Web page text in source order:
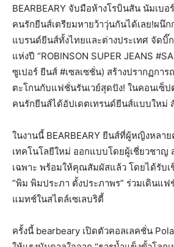
BEARBEARY จับมือห้างโรบินสัน นัมเบ
คนรักยีนส์เตรียมหายว้าวุ่นกันได้เลย!ผนึ
แบรนด์ยีนส์ทั้งไทยและต่างประเทศ จัด
แห่งปี “ROBINSON SUPER JEANS
ซูเปอร์ ยีนส์ #เซลเซชั่น) สร้างปรากฏกา
ตะโกนกับแฟชั่นรันเวย์สุดปัง! ในคอนเซ็ปต์
คนรักยีนส์ได้อัปเดตเทรนด์ยีนส์แบบใหม่
ในงานนี้ BEARBEARY ยีนส์ที่ผู้หญิงหลา
เทคโนโลยีใหม่ ออกแบบโดยผู้เชี่ยวชาญ
เฉพาะ พร้อมให้คุณสัมผัสแล้ว โดยได้รับเ
”พิม พิมประภา ตั้งประภาพร” ร่วมเดินแ
แมทช์ในสไตล์เซเลบริตี้
ครั้งนี้ bearbeary เปิดตัวคอลเลคชั่น